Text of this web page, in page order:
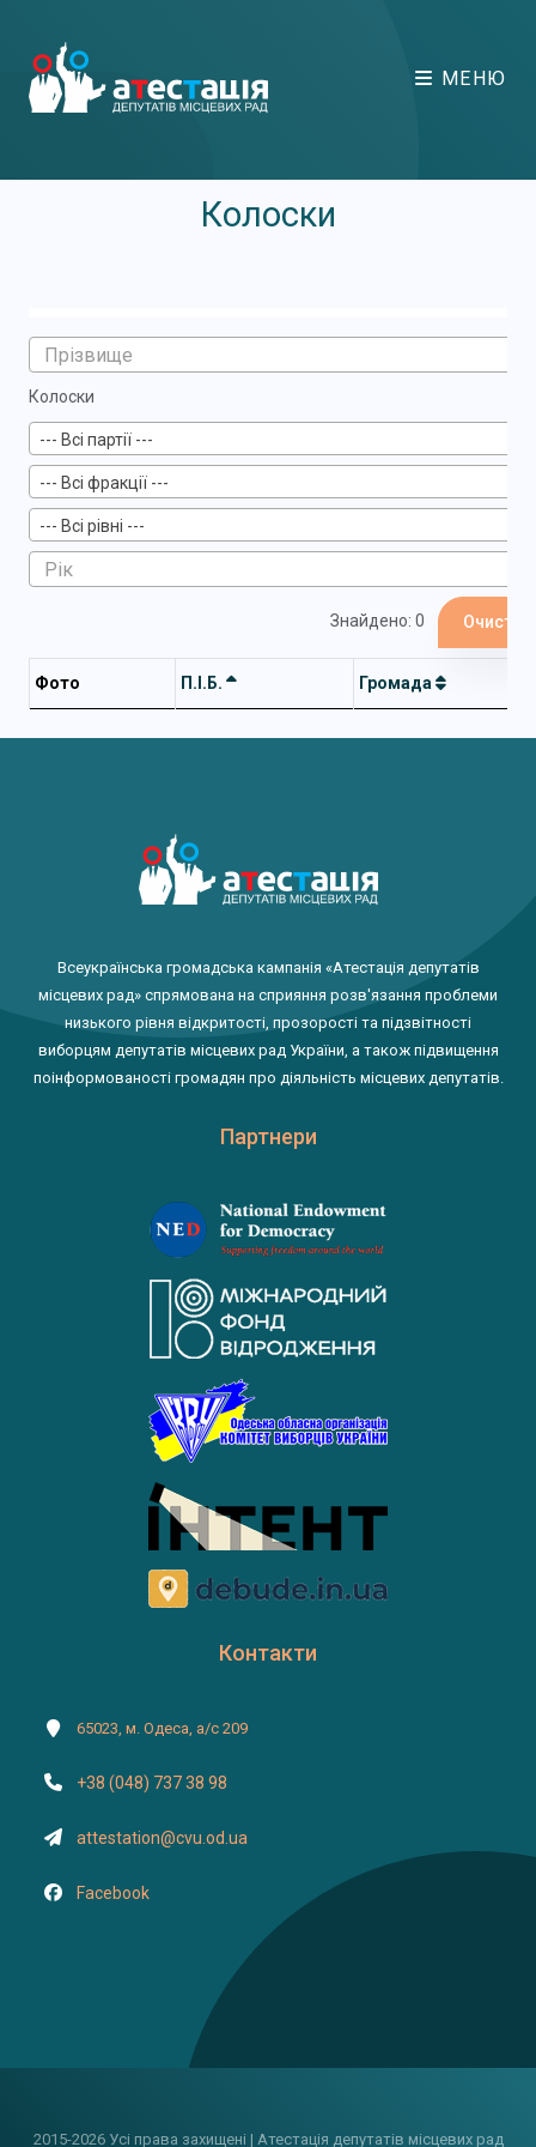
МЕНЮ
Колоски
Колоски
--- Всі партії ---
--- Всі фракції ---
--- Всі рівні ---
Знайдено: 0
Фото П.І.Б. Громада
Всеукраїнська громадська кампанія «Атестація депутатів
місцевих рад» спрямована на сприяння розв'язання проблеми
низького рівня відкритості, прозорості та підзвітності
виборцям депутатів місцевих рад України, а також підвищення
поінформованості громадян про діяльність місцевих депутатів.
Партнери
Контакти
65023, м. Одеса, а/с 209
+38 (048) 737 38 98
attestation@cvu.od.ua
Facebook
2015-2026 Усі права захищені | Атестація депутатів місцевих рад